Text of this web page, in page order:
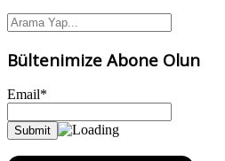
Bültenimize Abone Olun
Email*